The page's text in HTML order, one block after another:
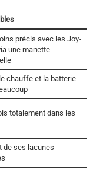
précis avec les Joy-
une manette
chauffe et la batterie
totalement dans les
de ses lacunes